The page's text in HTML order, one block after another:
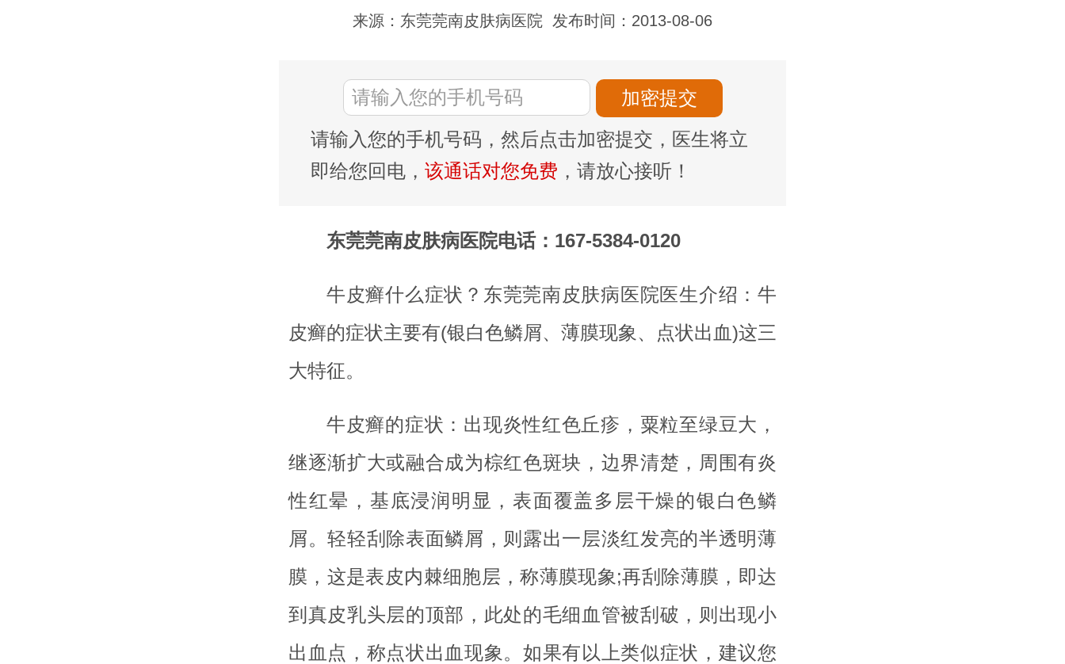
来源：东莞莞南皮肤病医院 发布时间：2013-08-06
请输入您的手机号码，然后点击加密提交，医生将立
即给您回电， 该通话对您免费 ，请放心接听！
东莞莞南皮肤病医院电话：167-5384-0120
牛皮癣什么症状？东莞莞南皮肤病医院医生介绍：牛
皮癣的症状主要有(银白色鳞屑、薄膜现象、点状出血)这三
大特征。
牛皮癣的症状：出现炎性红色丘疹，粟粒至绿豆大，
继逐渐扩大或融合成为棕红色斑块，边界清楚，周围有炎
性红晕，基底浸润明显，表面覆盖多层干燥的银白色鳞
屑。轻轻刮除表面鳞屑，则露出一层淡红发亮的半透明薄
膜，这是表皮内棘细胞层，称薄膜现象;再刮除薄膜，即达
到真皮乳头层的顶部，此处的毛细血管被刮破，则出现小
出血点，称点状出血现象。如果有以上类似症状，建议您